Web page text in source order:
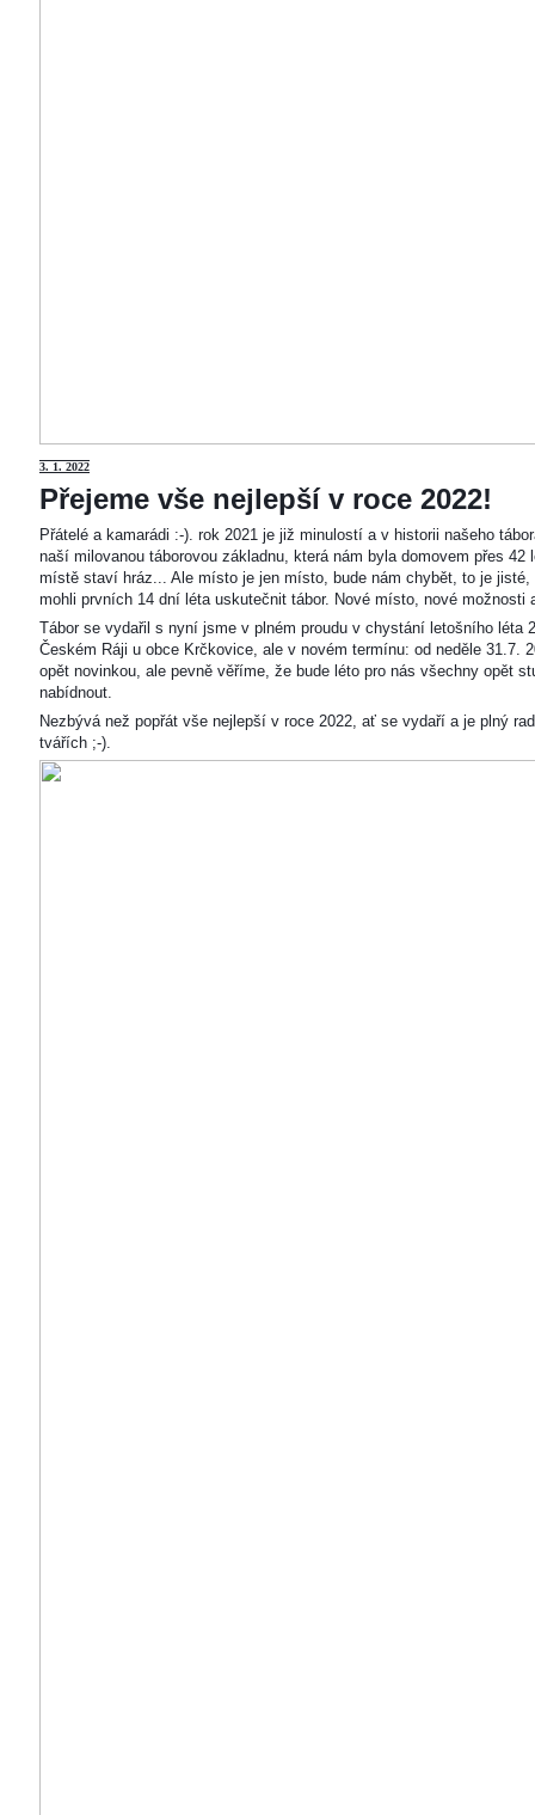
3. 1. 2022
Přejeme vše nejlepší v roce 2022!
Přátelé a kamarádi :-). rok 2021 je již minulostí a v historii našeho
naší milovanou táborovou základnu, která nám byla domovem přes
místě staví hráz... Ale místo je jen místo, bude nám chybět, to je
mohli prvních 14 dní léta uskutečnit tábor. Nové místo, nové
Tábor se vydařil s nyní jsme v plném proudu v chystání letošního léta
Českém Ráji u obce Krčkovice, ale v novém termínu: od neděle 31.7.
opět novinkou, ale pevně věříme, že bude léto pro nás všechny opět
nabídnout.
Nezbývá než popřát vše nejlepší v roce 2022, ať se vydaří a je plný
tvářích ;-).